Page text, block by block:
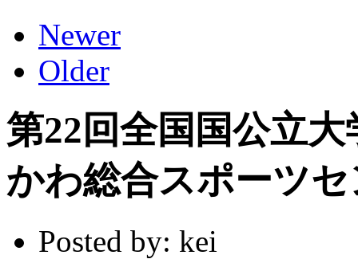
Newer
Older
第22回全国国公立
かわ総合スポーツ
Posted by: kei